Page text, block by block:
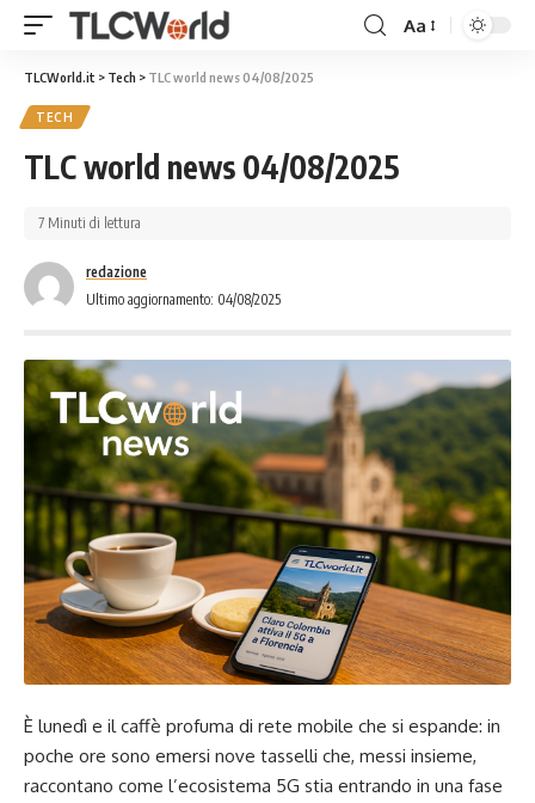
Aa
TLCWorld.it > Tech > TLC world news 04/08/2025
TECH
TLC world news 04/08/2025
Ultimo aggiornamento: 04/08/2025
redazione
7 Minuti di lettura
È lunedì e il caffè profuma di rete mobile che si espande: in
poche ore sono emersi nove tasselli che, messi insieme,
raccontano come l’ecosistema 5G stia entrando in una fase